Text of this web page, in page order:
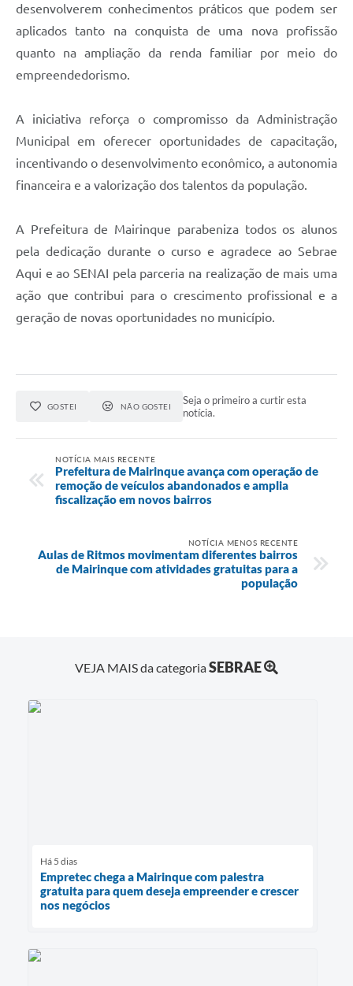
desenvolverem conhecimentos práticos que podem ser
aplicados tanto na conquista de uma nova profissão
quanto na ampliação da renda familiar por meio do
empreendedorismo.
A iniciativa reforça o compromisso da Administração
Municipal em oferecer oportunidades de capacitação,
incentivando o desenvolvimento econômico, a autonomia
financeira e a valorização dos talentos da população.
A Prefeitura de Mairinque parabeniza todos os alunos
pela dedicação durante o curso e agradece ao Sebrae
Aqui e ao SENAI pela parceria na realização de mais uma
ação que contribui para o crescimento profissional e a
geração de novas oportunidades no município.
GOSTEI NÃO GOSTEI
Seja o primeiro a curtir esta
notícia.
NOTÍCIA MAIS RECENTE
Prefeitura de Mairinque avança com operação de
remoção de veículos abandonados e amplia
fiscalização em novos bairros
NOTÍCIA MENOS RECENTE
Aulas de Ritmos movimentam diferentes bairros
de Mairinque com atividades gratuitas para a
população
VEJA MAIS da categoriaSEBRAE
Há 5 dias
Empretec chega a Mairinque com palestra
gratuita para quem deseja empreender e crescer
nos negócios